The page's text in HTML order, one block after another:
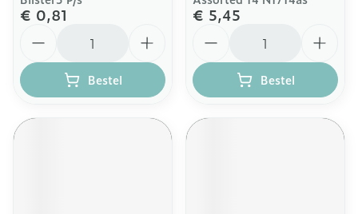
€ 0,81
Bestel
€ 5,45
Bestel